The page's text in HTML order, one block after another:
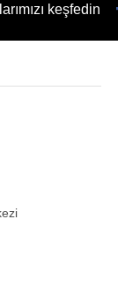
keşfedin